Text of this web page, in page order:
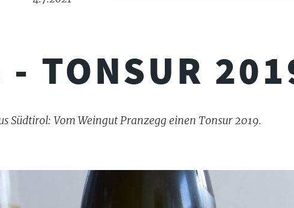
- TONSUR
Südtirol: Vom Weingut Pranzegg einen Tonsur 2019.